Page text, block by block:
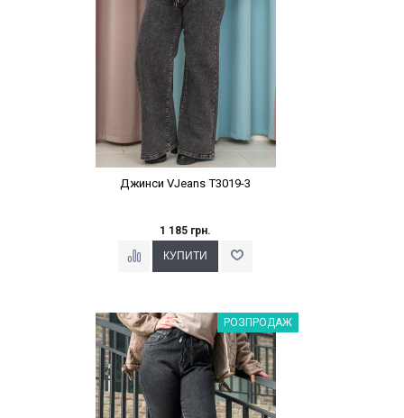
Джинси VJeans T3019-3
1 185 грн.
Наклейки Варіант з %РОЗПРОДАЖ